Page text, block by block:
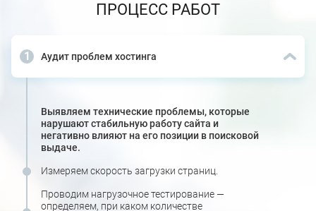
ПРОЦЕСС РАБОТ
Аудит проблем хостинга
Выявляем технические проблемы, которые
нарушают стабильную работу сайта и
негативно влияют на его позиции в поисковой
выдаче.
Измеряем скорость загрузки страниц.
Проводим нагрузочное тестирование —
определяем, при каком количестве